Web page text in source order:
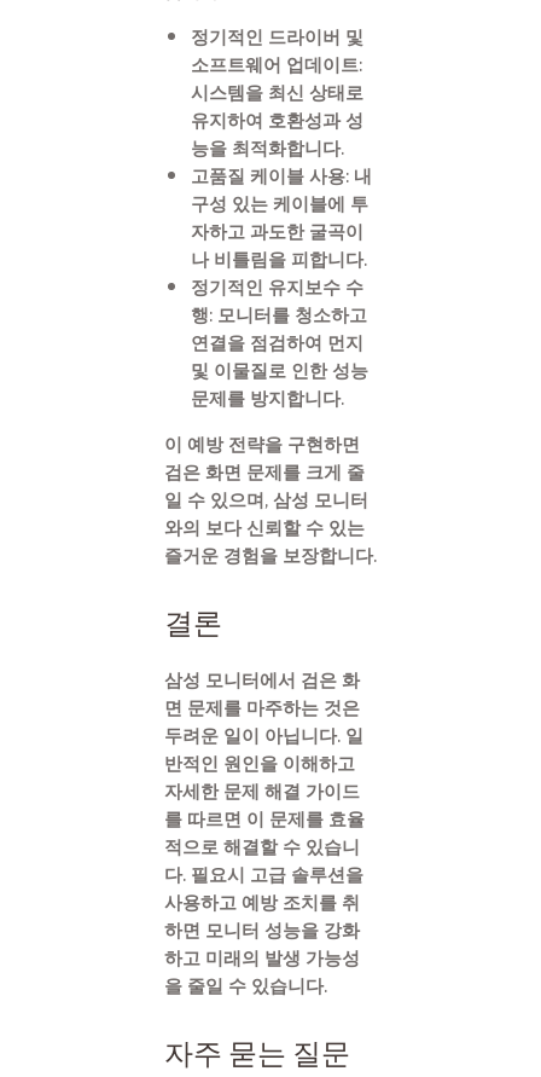
정기적인 드라이버 및
소프트웨어 업데이트:
시스템을 최신 상태로
유지하여 호환성과 성
능을 최적화합니다.
고품질 케이블 사용: 내
구성 있는 케이블에 투
자하고 과도한 굴곡이
나 비틀림을 피합니다.
정기적인 유지보수 수
행: 모니터를 청소하고
연결을 점검하여 먼지
및 이물질로 인한 성능
문제를 방지합니다.
이 예방 전략을 구현하면
검은 화면 문제를 크게 줄
일 수 있으며, 삼성 모니터
와의 보다 신뢰할 수 있는
즐거운 경험을 보장합니다.
결론
삼성 모니터에서 검은 화
면 문제를 마주하는 것은
두려운 일이 아닙니다. 일
반적인 원인을 이해하고
자세한 문제 해결 가이드
를 따르면 이 문제를 효율
적으로 해결할 수 있습니
다. 필요시 고급 솔루션을
사용하고 예방 조치를 취
하면 모니터 성능을 강화
하고 미래의 발생 가능성
을 줄일 수 있습니다.
자주 묻는 질문